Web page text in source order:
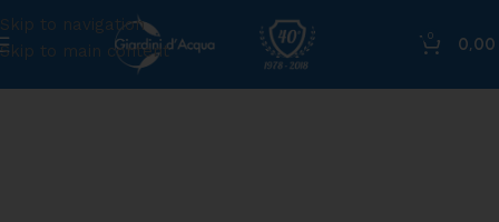
Skip to navigation
Skip to main content
0
0,00